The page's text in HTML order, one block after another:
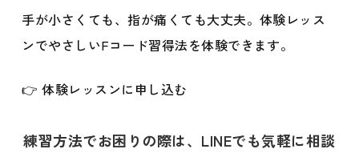
手が小さくても、指が痛くても大丈夫。体験レッス
ンでやさしいFコード習得法を体験できます。
👉 体験レッスンに申し込む
練習方法でお困りの際は、LINEでも気軽に相談